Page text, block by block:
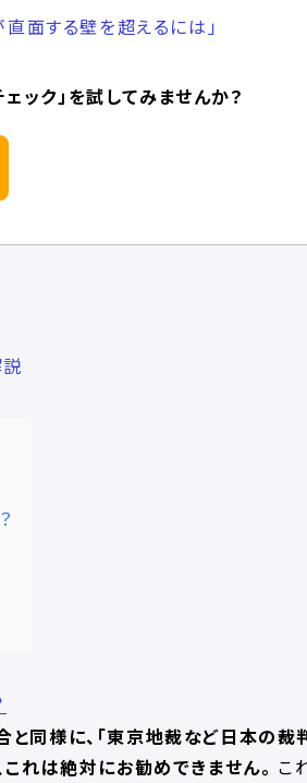
面する壁を超えるには」
ック」を試してみませんか？
同様に、「東京地裁など日本の裁
れは絶対にお勧めできません。 こ